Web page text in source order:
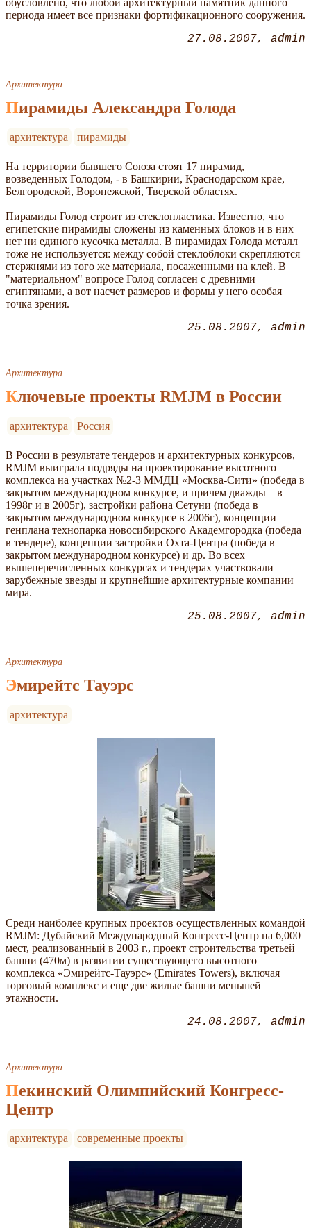
периода имеет все признаки фортификационного сооружения.
27.08.2007 admin
Архитектура
Пирамиды Александра Голода
архитектура пирамиды
На территории бывшего Союза стоят 17 пирамид,
возведенных Голодом, - в Башкирии, Краснодарском крае,
Белгородской, Воронежской, Тверской областях.
Пирамиды Голод строит из стеклопластика. Известно, что
египетские пирамиды сложены из каменных блоков и в них
нет ни единого кусочка металла. В пирамидах Голода металл
тоже не используется: между собой стеклоблоки скрепляются
стержнями из того же материала, посаженными на клей. В
"материальном" вопросе Голод согласен с древними
египтянами, а вот насчет размеров и формы у него особая
точка зрения.
25.08.2007 admin
Архитектура
Ключевые проекты RMJM в России
архитектура Россия
В России в результате тендеров и архитектурных конкурсов,
RMJM выиграла подряды на проектирование высотного
комплекса на участках №2-3 ММДЦ «Москва-Сити» (победа в
закрытом международном конкурсе, и причем дважды – в
1998г и в 2005г), застройки района Сетуни (победа в
закрытом международном конкурсе в 2006г), концепции
генплана технопарка новосибирского Академгородка (победа
в тендере), концепции застройки Охта-Центра (победа в
закрытом международном конкурсе) и др. Во всех
вышеперечисленных конкурсах и тендерах участвовали
зарубежные звезды и крупнейшие архитектурные компании
мира.
25.08.2007 admin
Архитектура
Эмирейтс Тауэрс
архитектура
Среди наиболее крупных проектов осуществленных командой
RMJM: Дубайский Международный Конгресс-Центр на 6,000
мест, реализованный в 2003 г., проект строительства третьей
башни (470м) в развитии существующего высотного
комплекса «Эмирейтс-Тауэрс» (Emirates Towers), включая
торговый комплекс и еще две жилые башни меньшей
этажности.
24.08.2007 admin
Архитектура
Пекинский Олимпийский Конгресс-
Центр
архитектура современные проекты